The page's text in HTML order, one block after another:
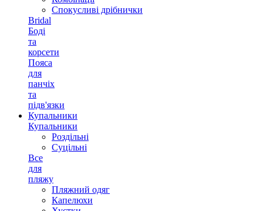
Спокусливі дрібнички
Bridal
Боді
та
корсети
Пояса
для
панчіх
та
підв'язки
Купальники
Купальники
Роздільні
Суцільні
Все
для
пляжу
Пляжний одяг
Капелюхи